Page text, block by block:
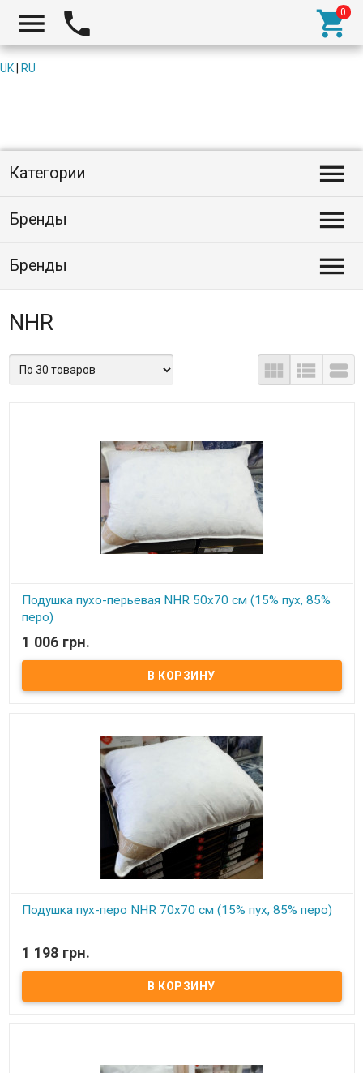
  
UK RU
Категории 
Бренды 
Бренды 
NHR
  
Подушка пухо-перьевая NHR 50x70 см (15% пух, 85%
перо)
В наличии
Подушка пуховая из натурального гусиного пуха Размер: 50х70
см Состав: 15% гусиный пух, 85% кончики пера. Ткань чехла: мако
сатин, не пропускающий пух, 100% хлопок Упаковка: фирменная
1 006 грн.
Подушка пух-перо NHR 70x70 см (15% пух, 85% перо)
Подушка пуховая из натурального гусиного пуха Размер: 70х70
см Состав: 15% гусиный пух, 85% кончики пера. Ткань чехла: мако
сатин, не пропускающий пух, 100% хлопок Упаковка: фирменная
сумка. Производитель: NHR (Турция)
1 198 грн.